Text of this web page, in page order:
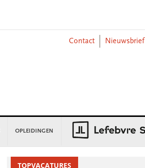
Contact
Nieuwsbrief
OPLEIDINGEN
SidebarTOPVACATURES